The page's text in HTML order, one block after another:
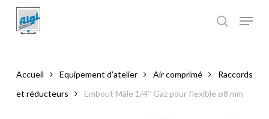
main
Accueil Equipement d’atelier Air comprimé
Raccords
et réducteurs
Embout Mâle 1/4″ Gaz pour flexible ø8 mm